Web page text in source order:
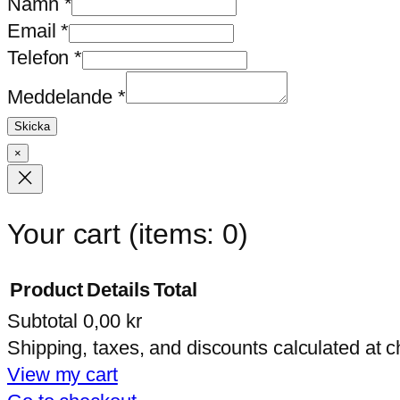
Email*
Telefon*
Meddelande
Email
Namn
Meddelande *
Skicka
×
Your cart (items: 0)
Products
in
Product DetailsTotal
Subtotal0,00 kr
Shipping, taxes, and discounts calculated at
View my cart